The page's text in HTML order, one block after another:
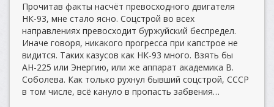
Прочитав факты насчёт превосходного двигателя
НК-93, мне стало ясно. Соцстрой во всех
направлениях превосходит буржуйский беспредел.
Иначе говоря, никакого прогресса при капстрое не
видится. Таких казусов как НК-93 много. Взять бы
АН-225 или Энергию, или же аппарат академика В.
Соболева. Как только рухнул бывший соцстрой, СССР
в том числе, всё кануло в пропасть забвения…